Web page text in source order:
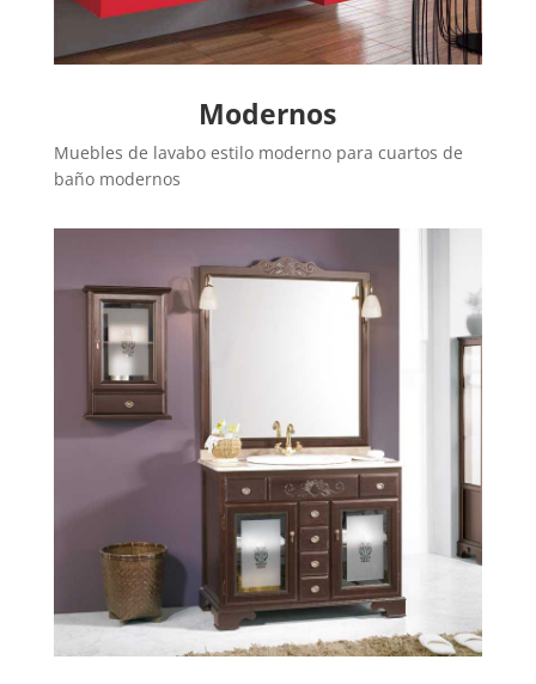
Modernos
Muebles de lavabo estilo moderno para cuartos de
baño modernos